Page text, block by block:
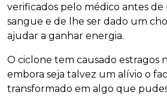
verificados pelo médico antes de
sangue e de lhe ser dado um
ajudar a ganhar energia.
O ciclone tem causado estragos
embora seja talvez um alívio o
transformado em algo que